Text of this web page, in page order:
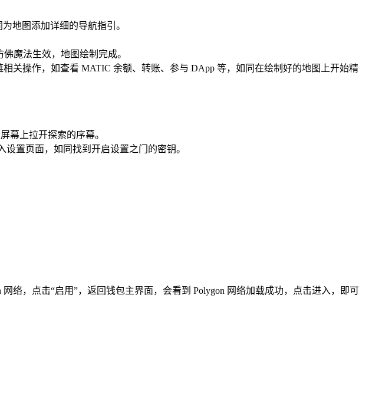
地图添加详细的导航指引。
魔法生效，地图绘制完成。
关操作，如查看 MATIC 余额、转账、参与 DApp 等，如同在绘制好的地图上开始精
幕上拉开探索的序幕。
置页面，如同找到开启设置之门的密钥。
络，点击“启用”，返回钱包主界面，会看到 Polygon 网络加载成功，点击进入，即可